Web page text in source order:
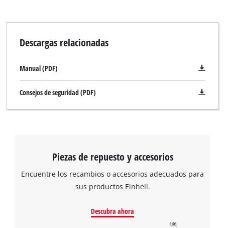
Descargas relacionadas
Manual (PDF)
Consejos de seguridad (PDF)
Piezas de repuesto y accesorios
Encuentre los recambios o accesorios adecuados para
sus productos Einhell.
Descubra ahora